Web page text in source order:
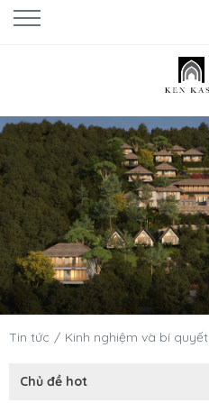
Tin tức Kinh nghiệm và bí quyết
Chủ đề hot